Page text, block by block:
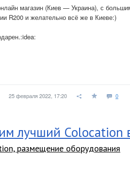
магазин (Киев — Украина), с
R200 и желательно всё же в Киеве:)
25 февраля 2022, 17:20 0
лучший Colocation
размещение оборудования